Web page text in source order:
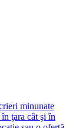
minunate
ţara cât şi în